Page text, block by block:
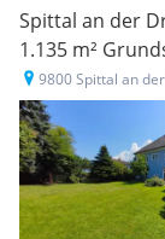
Spittal an der
1.135 m²
Wohnlage
9800 Spittal an